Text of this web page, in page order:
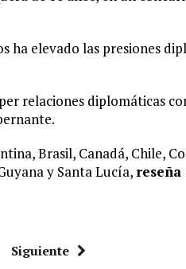
ha elevado las presiones
relaciones diplomáticas
Brasil, Canadá, Chile,
y Santa Lucía, reseña
Siguiente